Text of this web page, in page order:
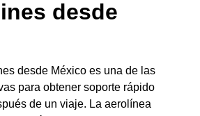
desde
desde México es una de las
para obtener soporte rápido
de un viaje. La aerolínea